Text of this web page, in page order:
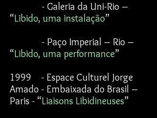
- Galeria da Uni-Rio –
“Libido, uma instalação”
- Paço Imperial – Rio –
“Libido, uma performance”
1999 - Espace Culturel Jorge
Amado - Embaixada do Brasil –
Paris - “Liaisons Libidineuses”